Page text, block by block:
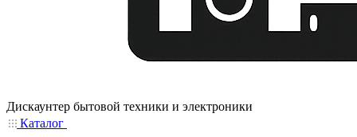
Дискаунтер бытовой техники и электроники
Каталог